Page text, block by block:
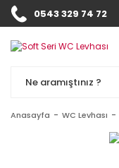
0543 329 74 72
Anasayfa WC Levhası